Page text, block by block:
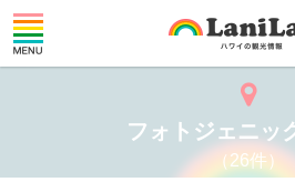
フォトジェニッ
（26件）